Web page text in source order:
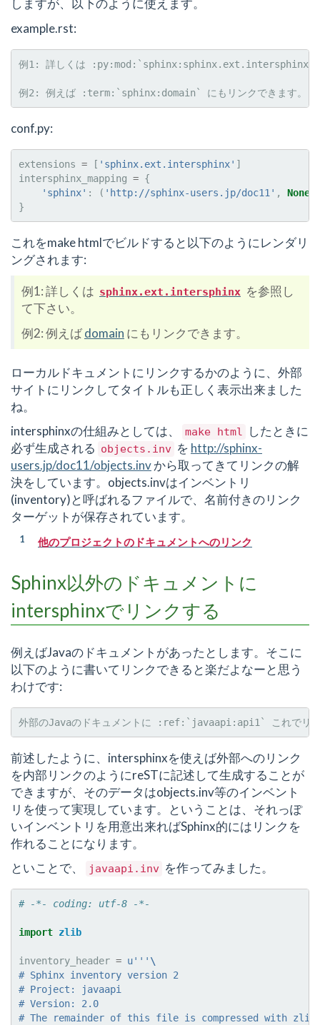
しますが、以下のように使えます。
example.rst:
例1: 詳しくは :py:mod:`sphinx:sphinx.ext.intersphinx` を
conf.py:
extensions = [ 'sphinx.ext.intersphinx' ]
intersphinx_mapping = {
'sphinx' : ( 'http://sphinx-users.jp/doc11' , None
}
これをmake htmlでビルドすると以下のようにレンダリ
ングされます:
例1: 詳しくは sphinx.ext.intersphinx を参照し
て下さい。
例2: 例えばdomain にもリンクできます。
ローカルドキュメントにリンクするかのように、外部
サイトにリンクしてタイトルも正しく表示出来ました
ね。
intersphinxの仕組みとしては、
make html
したときに
必ず生成される objects.inv を http://sphinx-
users.jp/doc11/objects.invから取ってきてリンクの解
決をしています。objects.invはインベントリ
(inventory)と呼ばれるファイルで、名前付きのリンク
ターゲットが保存されています。
1] 他のプロジェクトのドキュメントへのリンク
Sphinx以外のドキュメントに
intersphinxでリンクする
例えばJavaのドキュメントがあったとします。そこに
以下のように書いてリンクできると楽だよなーと思う
わけです:
前述したように、intersphinxを使えば外部へのリンク
を内部リンクのようにreSTに記述して生成することが
できますが、そのデータはobjects.inv等のインベント
リを使って実現しています。ということは、それっぽ
いインベントリを用意出来ればSphinx的にはリンクを
作れることになります。
といことで、
javaapi.inv を作ってみました。
# -*- coding: utf-8 -*-
import zlib
inventory_header = u''' \
# Sphinx inventory version 2
# Project: javaapi
# Version: 2.0
# The remainder of this file is compressed with